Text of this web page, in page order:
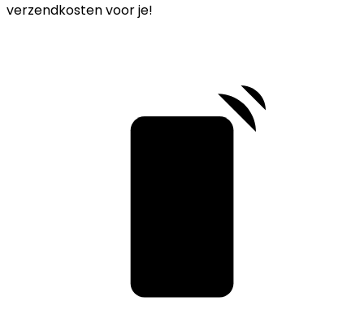
verzendkosten voor je!